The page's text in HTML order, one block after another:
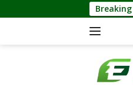
ke
Simulasi